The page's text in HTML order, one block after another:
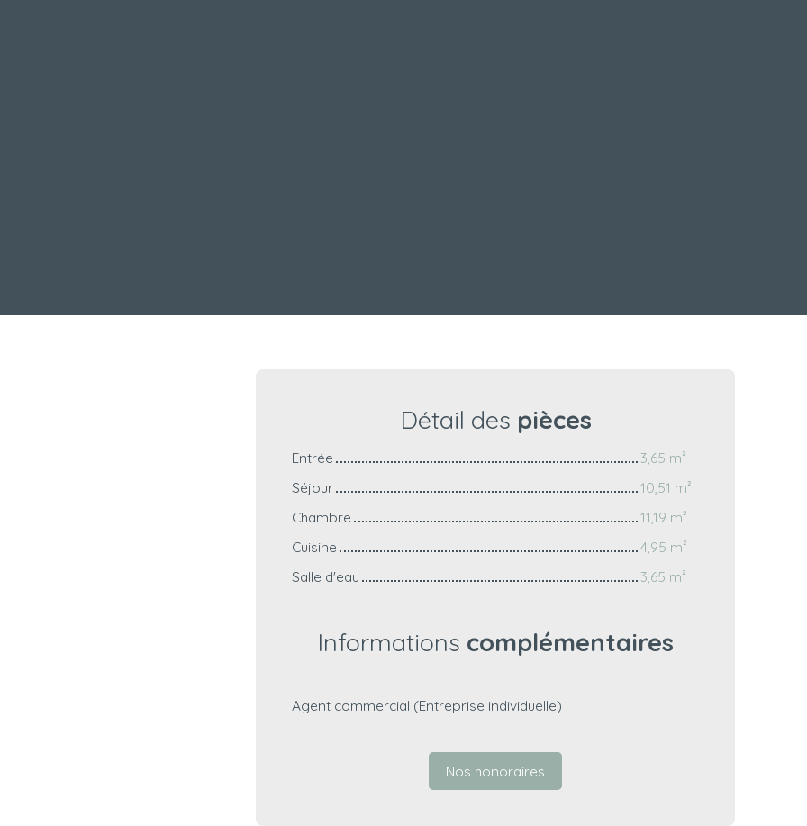
Détail des pièces
Entrée
3,65 m²
Séjour
10,51 m²
Chambre
11,19 m²
Cuisine
4,95 m²
Salle d'eau
3,65 m²
Informations complémentaires
Agent commercial (Entreprise individuelle)
Nos honoraires